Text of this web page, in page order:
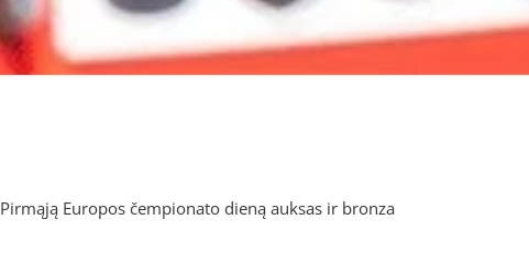
Pirmąją Europos čempionato dieną auksas ir bronza